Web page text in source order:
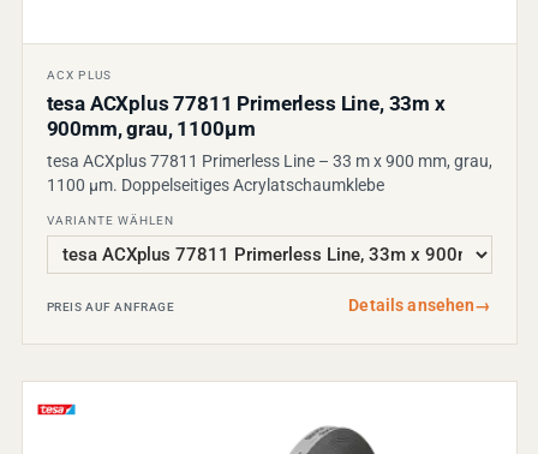
ACX PLUS
tesa ACXplus 77811 Primerless Line, 33m x
900mm, grau, 1100µm
tesa ACXplus 77811 Primerless Line – 33 m x 900 mm, grau,
1100 µm. Doppelseitiges Acrylatschaumklebe
VARIANTE WÄHLEN
PREIS AUF ANFRAGE Details ansehen→